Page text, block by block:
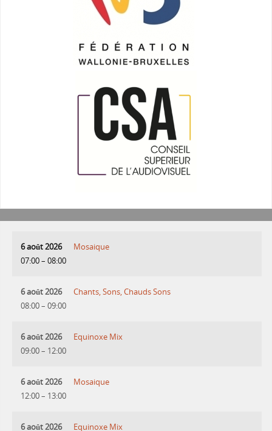
6 août 2026
07:00– 08:00
Mosaique
6 août 2026
08:00– 09:00
Chants, Sons, Chauds Sons
6 août 2026
09:00– 12:00
Equinoxe Mix
6 août 2026
12:00– 13:00
Mosaique
6 août 2026 Equinoxe Mix